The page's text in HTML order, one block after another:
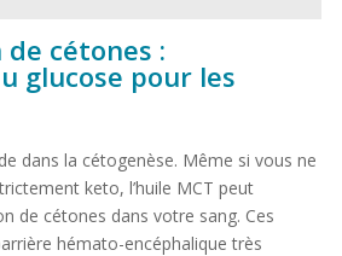
cétones :
glucose pour les
dans la cétogenèse. Même si vous ne
keto, l’huile MCT peut
de cétones dans votre sang. Ces
hémato-encéphalique très